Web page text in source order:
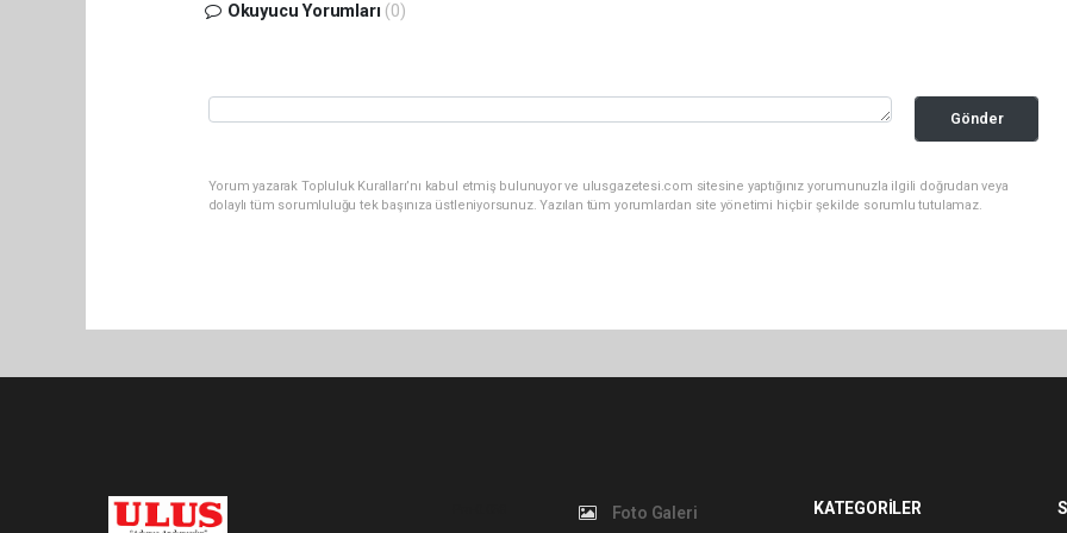
Okuyucu Yorumları (0)
Gönder
Yorum yazarak Topluluk Kuralları’nı kabul etmiş bulunuyor ve ulusgazetesi.com sitesine yaptığınız yorumunuzla ilgili doğrudan veya
dolaylı tüm sorumluluğu tek başınıza üstleniyorsunuz. Yazılan tüm yorumlardan site yönetimi hiçbir şekilde sorumlu tutulamaz.
Foto Galeri KATEGORİLER